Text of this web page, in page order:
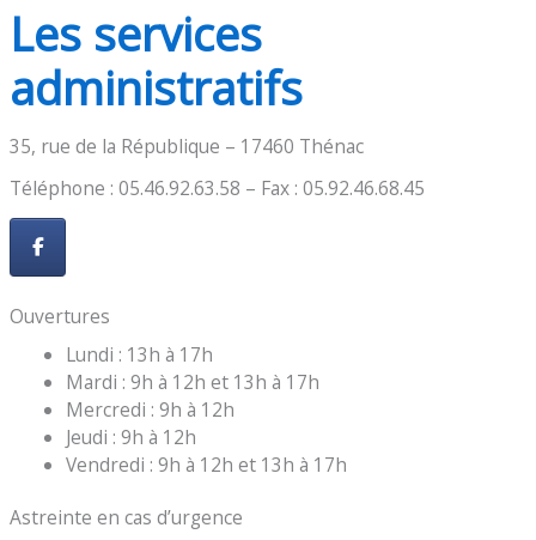
Les services
administratifs
35, rue de la République – 17460 Thénac
Téléphone : 05.46.92.63.58 – Fax : 05.92.46.68.45
Ouvertures
Lundi : 13h à 17h
Mardi : 9h à 12h et 13h à 17h
Mercredi : 9h à 12h
Jeudi : 9h à 12h
Vendredi : 9h à 12h et 13h à 17h
Astreinte en cas d’urgence